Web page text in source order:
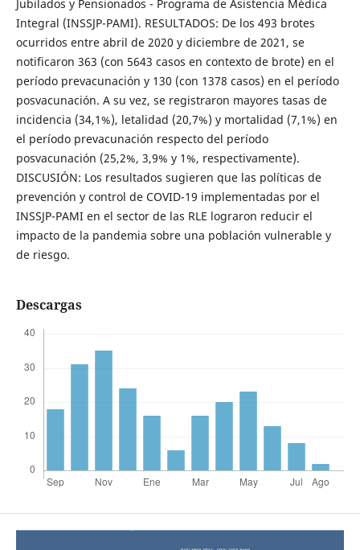
Jubilados y Pensionados - Programa de Asistencia Médica
Integral (INSSJP-PAMI). RESULTADOS: De los 493 brotes
ocurridos entre abril de 2020 y diciembre de 2021, se
notificaron 363 (con 5643 casos en contexto de brote) en el
período prevacunación y 130 (con 1378 casos) en el período
posvacunación. A su vez, se registraron mayores tasas de
incidencia (34,1%), letalidad (20,7%) y mortalidad (7,1%) en
el período prevacunación respecto del período
posvacunación (25,2%, 3,9% y 1%, respectivamente).
DISCUSIÓN: Los resultados sugieren que las políticas de
prevención y control de COVID-19 implementadas por el
INSSJP-PAMI en el sector de las RLE lograron reducir el
impacto de la pandemia sobre una población vulnerable y
de riesgo.
Descargas